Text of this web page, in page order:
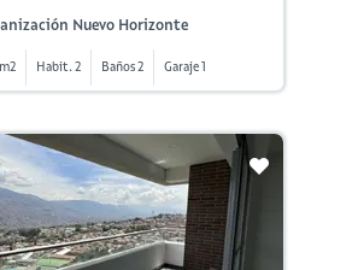
Nuevo Horizonte
Habit. 2 Baños 2 Garaje 1